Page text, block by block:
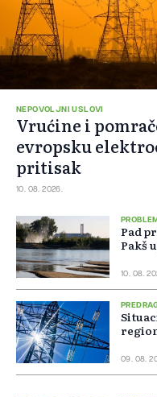
NEPOVOLJNI USLOVI
Vrućine i
evropsku
pritisak
10. 08. 2026.
Pad
Pakš
10. 08.
09. 08.